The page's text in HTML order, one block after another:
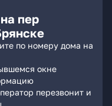
пер
по номеру дома на
окне
перезвонит и